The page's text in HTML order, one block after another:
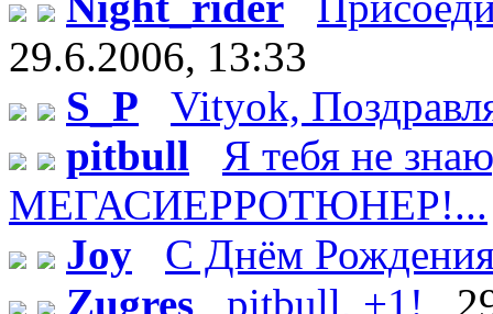
29.6.2006, 13:33
S_P
Vityok,
pitbull
Я тебя не
МЕГАСИЕРРОТЮНЕР!...
Joy
С Днём
Zugres
pitbull, +1!